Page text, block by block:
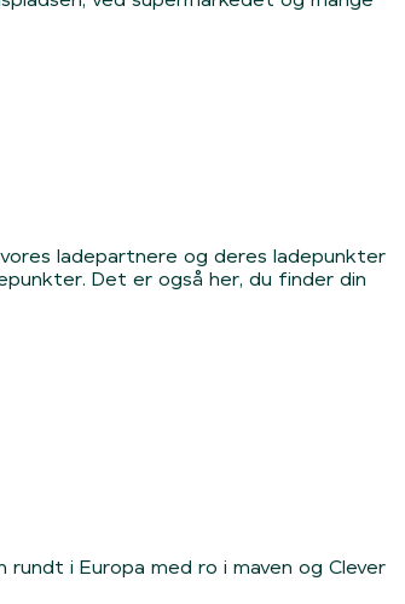
ladepartnere og deres ladepunkter
Det er også her, du finder din
i Europa med ro i maven og Clever